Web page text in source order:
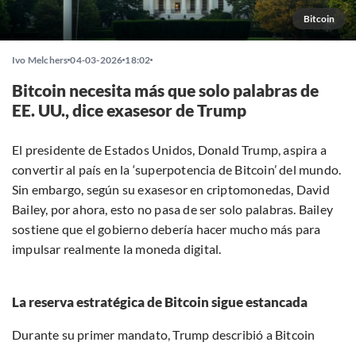
Bitcoin
Ivo Melchers 04-03-2026 18:02
Bitcoin necesita más que solo palabras de
EE. UU., dice exasesor de Trump
El presidente de Estados Unidos, Donald Trump, aspira a
convertir al país en la ‘superpotencia de Bitcoin’ del mundo.
Sin embargo, según su exasesor en criptomonedas, David
Bailey, por ahora, esto no pasa de ser solo palabras. Bailey
sostiene que el gobierno debería hacer mucho más para
impulsar realmente la moneda digital.
La reserva estratégica de Bitcoin sigue estancada
Durante su primer mandato, Trump describió a Bitcoin